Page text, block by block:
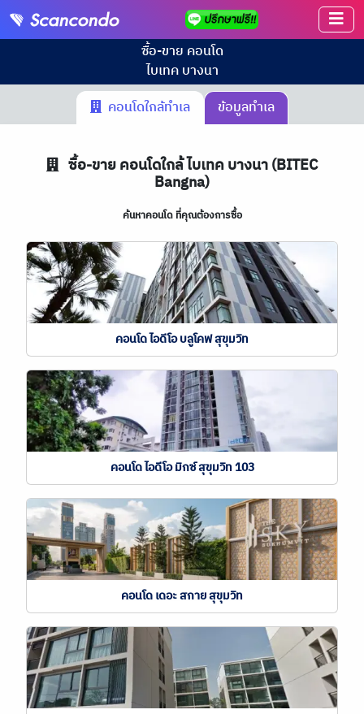
ซื้อ-ขาย คอนโด
ไบเทค บางนา
คอนโดใกล้ทำเล
ข้อมูลทำเล
ซื้อ-ขาย คอนโดใกล้ ไบเทค บางนา (BITEC
Bangna)
ค้นหาคอนโด ที่คุณต้องการซื้อ
คอนโด ไอดีโอ บลูโคฟ สุขุมวิท
คอนโด ไอดีโอ มิกซ์ สุขุมวิท 103
คอนโด เดอะ สกาย สุขุมวิท